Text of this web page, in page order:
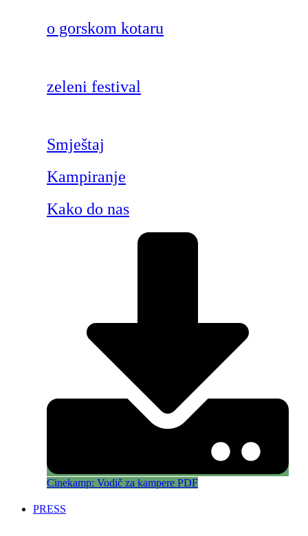
o gorskom kotaru
zeleni festival
Smještaj
Kampiranje
Kako do nas
Cinekamp: Vodič za kampere PDF
PRESS